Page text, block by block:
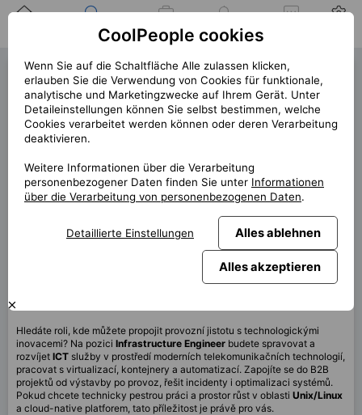
Position
Jobs
Infrastructure Engineer
(41228)
« zurück
Platz
Praha
Start (Länge)
1/2026 (12m)
Home office
70%
Hledáte roli, kde můžete propojit provozní jistotu s technologickými
inovacemi? Na pozici Infrastructure Engineer budete spravovat a
rozvíjet ICT služby v prostředí moderních telekomunikačních technologií,
pracovat s virtualizací, kontejnery a automatizací. Zapojíte se do B2B
projektů od výstavby po provoz, řešit incidenty i optimalizaci systémů.
Pokud chcete technicky pestrou práci a prostor růst v oblasti Unix/Linux
a cloud-native platforem, tato příležitost je právě pro vás.
CoolPeople cookies
Wenn Sie auf die Schaltfläche Alle zulassen klicken,
erlauben Sie die Verwendung von Cookies für funktionale,
analytische und Marketingzwecke auf Ihrem Gerät. Unter
Detaileinstellungen können Sie selbst bestimmen, welche
Cookies verarbeitet werden können oder deren Verarbeitung
deaktivieren.
Weitere Informationen über die Verarbeitung
personenbezogener Daten finden Sie unter Informationen
über die Verarbeitung von personenbezogenen Daten.
Detaillierte Einstellungen Alles ablehnen
Alles akzeptieren